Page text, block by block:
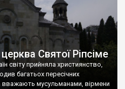
Святої Ріпсіме
світу прийняла християнство,
багатьох пересічних
вважають мусульманами, вірмени